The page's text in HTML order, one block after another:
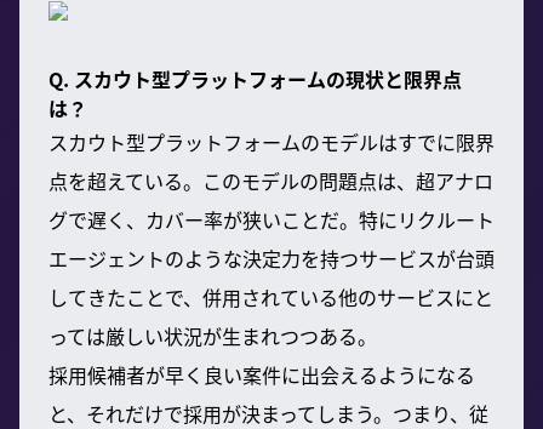
Q. スカウト型プラットフォームの現状と限界点
は？
スカウト型プラットフォームのモデルはすでに限界
点を超えている。このモデルの問題点は、超アナロ
グで遅く、カバー率が狭いことだ。特にリクルート
エージェントのような決定力を持つサービスが台頭
してきたことで、併用されている他のサービスにと
っては厳しい状況が生まれつつある。
採用候補者が早く良い案件に出会えるようになる
と、それだけで採用が決まってしまう。つまり、従